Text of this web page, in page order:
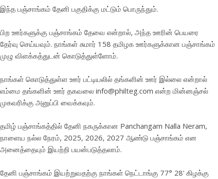
இந்த பஞ்சாங்கம் தேனி பகுதிக்கு மட்டும் பொருந்தும்.
பிற ஊர்களுக்கு பஞ்சாங்கம் தேவை என்றால், அந்த ஊரின் பெயரை
தேர்வு செய்யவும். நாங்கள் சுமார் 158 தமிழக ஊர்களுக்கான பஞ்சாங்கம்
முழு விளக்கத்துடன் கொடுத்துள்ளோம்.
நாங்கள் கொடுத்துள்ள ஊர் பட்டியலில் தங்களின் ஊர் இல்லை என்றால்
எம்மை தங்களின் ஊர் தகவலை info@philteg.com என்ற மின்னஞ்சல்
முகவரிக்கு அனுப்பி வைக்கவும்.
தமிழ் பஞ்சாங்கத்தில் தேனி நகருக்கான Panchangam Nalla Neram,
நாளைய நல்ல நேரம், 2025, 2026, 2027 ஆண்டு பஞ்சாங்கம் என
அனைத்தையும் இயற்றி பயன்படுத்தலாம்.
தேனி பஞ்சாங்கம் இயற்றுவதற்கு நாங்கள் நெட்டாங்கு 77° 28' கிழக்கு